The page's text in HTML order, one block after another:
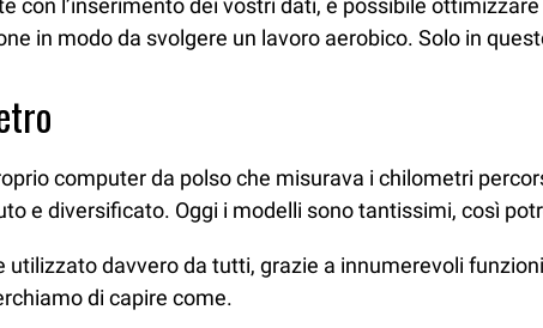
con l’inserimento dei vostri dati, è possibile
in modo da svolgere un lavoro aerobico. Solo in
computer da polso che misurava i chilometri
e diversificato. Oggi i modelli sono tantissimi, così
davvero da tutti, grazie a innumerevoli
di capire come.